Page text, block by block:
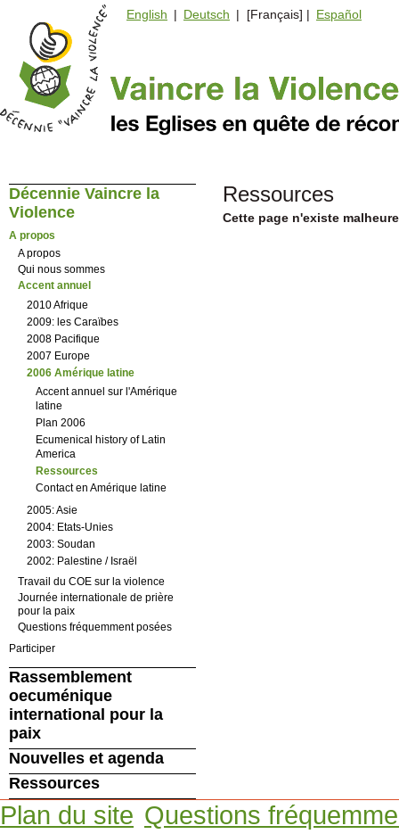
English | Deutsch | [Français] | Español
Ressources
Cette page n'existe
Décennie Vaincre la
Violence
A propos
A propos
Qui nous sommes
Accent annuel
2010 Afrique
2009: les Caraïbes
2008 Pacifique
2007 Europe
2006 Amérique latine
Accent annuel sur l'Amérique
latine
Plan 2006
Ecumenical history of Latin
America
Ressources
Contact en Amérique latine
2005: Asie
2004: Etats-Unies
2003: Soudan
2002: Palestine / Israël
Travail du COE sur la violence
Journée internationale de prière
pour la paix
Questions fréquemment posées
Participer
Rassemblement
oecuménique
international pour la
paix
Nouvelles et agenda
Ressources
Plan du site Questions